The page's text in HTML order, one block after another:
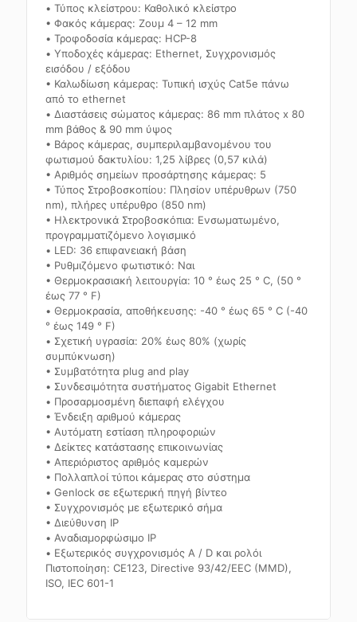
• Τύπος κλείστρου: Καθολικό κλείστρο
• Φακός κάμερας: Ζουμ 4 – 12 mm
• Τροφοδοσία κάμερας: HCP-8
• Υποδοχές κάμερας: Ethernet, Συγχρονισμός
εισόδου / εξόδου
• Καλωδίωση κάμερας: Τυπική ισχύς Cat5e πάνω
από το ethernet
• Διαστάσεις σώματος κάμερας: 86 mm πλάτος x 80
mm βάθος & 90 mm ύψος
• Βάρος κάμερας, συμπεριλαμβανομένου του
φωτισμού δακτυλίου: 1,25 λίβρες (0,57 κιλά)
• Αριθμός σημείων προσάρτησης κάμερας: 5
• Τύπος Στροβοσκοπίου: Πλησίον υπέρυθρων (750
nm), πλήρες υπέρυθρο (850 nm)
• Ηλεκτρονικά Στροβοσκόπια: Ενσωματωμένο,
προγραμματιζόμενο λογισμικό
• LED: 36 επιφανειακή βάση
• Ρυθμιζόμενο φωτιστικό: Ναι
• Θερμοκρασιακή λειτουργία: 10 ° έως 25 ° C, (50 °
έως 77 ° F)
• Θερμοκρασία, αποθήκευσης: -40 ° έως 65 ° C (-40
° έως 149 ° F)
• Σχετική υγρασία: 20% έως 80% (χωρίς
συμπύκνωση)
• Συμβατότητα plug and play
• Συνδεσιμότητα συστήματος Gigabit Ethernet
• Προσαρμοσμένη διεπαφή ελέγχου
• Ένδειξη αριθμού κάμερας
• Αυτόματη εστίαση πληροφοριών
• Δείκτες κατάστασης επικοινωνίας
• Απεριόριστος αριθμός καμερών
• Πολλαπλοί τύποι κάμερας στο σύστημα
• Genlock σε εξωτερική πηγή βίντεο
• Συγχρονισμός με εξωτερικό σήμα
• Διεύθυνση IP
• Αναδιαμορφώσιμο IP
• Εξωτερικός συγχρονισμός A / D και ρολόι
Πιστοποίηση: CE123, Directive 93/42/EEC (MMD),
ISO, IEC 601-1